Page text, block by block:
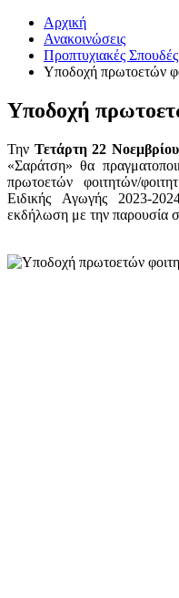
Αρχική
Ανακοινώσεις
Προπτυχιακές Σπουδές
Υποδοχή πρωτοετών
Υποδοχή
Την Τετάρτη 22 Νοεμβρίου
«Σαράτση» θα
πρωτοετών φοιτητών/
Ειδικής Αγωγής 2023-
εκδήλωση με την παρουσία